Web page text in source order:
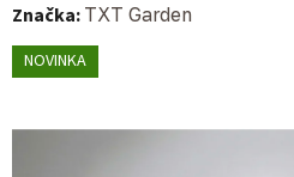
Značka: TXT Garden
NOVINKA